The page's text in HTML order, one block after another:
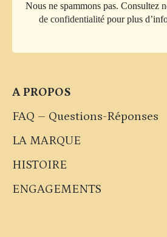
du
Nous ne spammons pas. Consultez
de confidentialité pour plus
A PROPOS
FAQ – Questions-Réponses
LA MARQUE
HISTOIRE
ENGAGEMENTS